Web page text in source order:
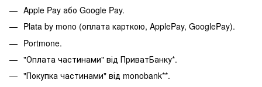
Apple Pay або Google Pay.
Plata by mono (оплата карткою, ApplePay, GooglePay).
Portmone.
"Оплата частинами" від ПриватБанку*.
"Покупка частинами" від monobank**.